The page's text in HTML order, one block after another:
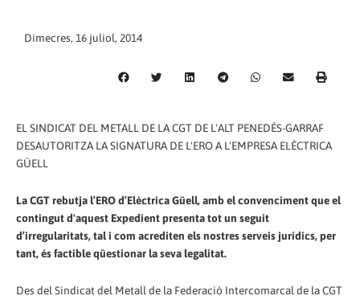
Dimecres, 16 juliol, 2014
EL SINDICAT DEL METALL DE LA CGT DE L'ALT PENEDÈS-GARRAF
DESAUTORITZA LA SIGNATURA DE L'ERO A L'EMPRESA ELÈCTRICA
GÜELL
La CGT rebutja l’ERO d’Elèctrica Güell, amb el convenciment que el
contingut d'aquest Expedient presenta tot un seguit
d’irregularitats, tal i com acrediten els nostres serveis jurídics, per
tant, és factible qüestionar la seva legalitat.
Des del Sindicat del Metall de la Federació Intercomarcal de la CGT